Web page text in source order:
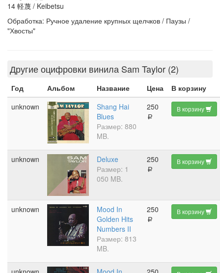
14 軽蔑 / Keibetsu
Обработка: Ручное удаление крупных щелчков / Паузы /
"Хвосты"
Другие оцифровки винила Sam Taylor (2)
Год Альбом Название Цена
В корзину
unknown
Shang Hai
Blues
Размер: 880
MB.
250
a
В корзину
unknown
Deluxe
Размер: 1
050 MB.
250
a
В корзину
unknown
Mood In
Golden Hits
Numbers II
Размер: 813
MB.
250
a
В корзину